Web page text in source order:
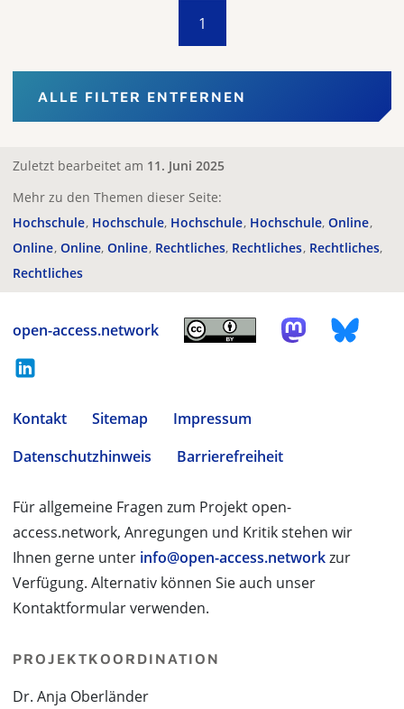
1
ALLE FILTER ENTFERNEN
Zuletzt bearbeitet am 11. Juni 2025
Mehr zu den Themen dieser Seite:
Hochschule Hochschule Hochschule Hochschule Online
Online Online Online Rechtliches Rechtliches Rechtliches
Rechtliches
open-access.network
Kontakt Sitemap
Impressum
Datenschutzhinweis
Barrierefreiheit
Für allgemeine Fragen zum Projekt open-
access.network, Anregungen und Kritik stehen wir
Ihnen gerne unter info@open-access.networkzur
Verfügung. Alternativ können Sie auch unser
Kontaktformular verwenden.
PROJEKTKOORDINATION
Dr. Anja Oberländer